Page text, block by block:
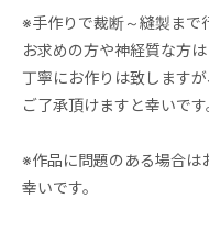
※手作りで裁断～縫製まで
お求めの方や神経質な方は
丁寧にお作りは致します
ご了承頂けますと幸いです
※作品に問題のある場合は
幸いです。